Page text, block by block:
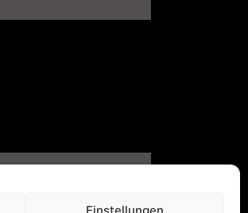
Einstellungen